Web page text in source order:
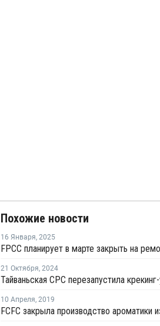
Похожие новости
16 Января, 2025
21 Октября, 2024
10 Апреля, 2019